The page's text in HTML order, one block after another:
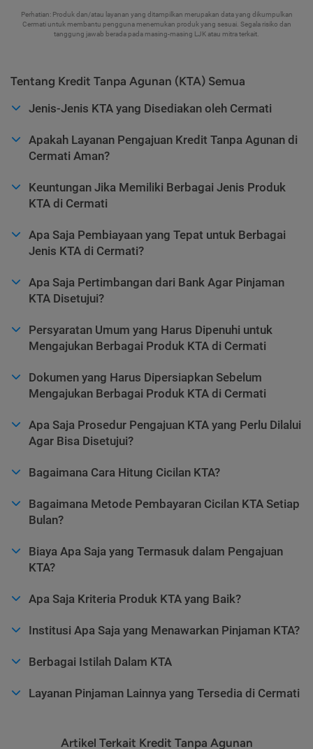
Perhatian: Produk dan/atau layanan yang ditampilkan merupakan data yang dikumpulkan
Cermati untuk membantu pengguna menemukan produk yang sesuai. Segala risiko dan
tanggung jawab berada pada masing-masing LJK atau mitra terkait.
Tentang Kredit Tanpa Agunan (KTA) Semua
Jenis-Jenis KTA yang Disediakan oleh Cermati
Apakah Layanan Pengajuan Kredit Tanpa Agunan di
Cermati Aman?
Keuntungan Jika Memiliki Berbagai Jenis Produk
KTA di Cermati
Apa Saja Pembiayaan yang Tepat untuk Berbagai
Jenis KTA di Cermati?
Apa Saja Pertimbangan dari Bank Agar Pinjaman
KTA Disetujui?
Persyaratan Umum yang Harus Dipenuhi untuk
Mengajukan Berbagai Produk KTA di Cermati
Dokumen yang Harus Dipersiapkan Sebelum
Mengajukan Berbagai Produk KTA di Cermati
Apa Saja Prosedur Pengajuan KTA yang Perlu Dilalui
Agar Bisa Disetujui?
Bagaimana Cara Hitung Cicilan KTA?
Bagaimana Metode Pembayaran Cicilan KTA Setiap
Bulan?
Biaya Apa Saja yang Termasuk dalam Pengajuan
KTA?
Apa Saja Kriteria Produk KTA yang Baik?
Institusi Apa Saja yang Menawarkan Pinjaman KTA?
Berbagai Istilah Dalam KTA
Layanan Pinjaman Lainnya yang Tersedia di Cermati
Artikel Terkait Kredit Tanpa Agunan